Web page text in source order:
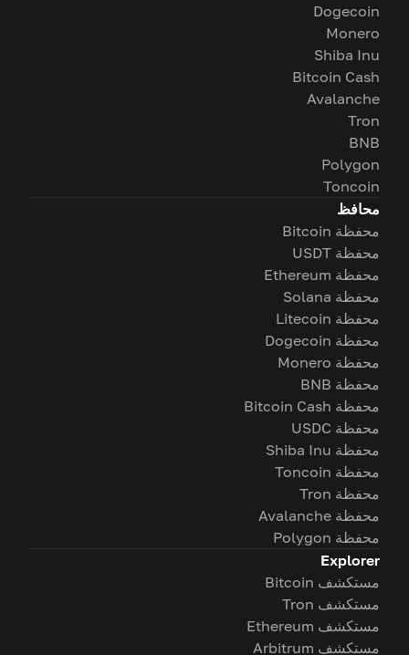
Dogecoin
Monero
Shiba Inu
Bitcoin Cash
Avalanche
Tron
BNB
Polygon
Toncoin
محافظ
محفظة Bitcoin
محفظة USDT
محفظة Ethereum
محفظة Solana
محفظة Litecoin
محفظة Dogecoin
محفظة Monero
محفظة BNB
محفظة Bitcoin Cash
محفظة USDC
محفظة Shiba Inu
محفظة Toncoin
محفظة Tron
محفظة Avalanche
محفظة Polygon
Explorer
مستكشف Bitcoin
مستكشف Tron
مستكشف Ethereum
مستكشف Arbitrum